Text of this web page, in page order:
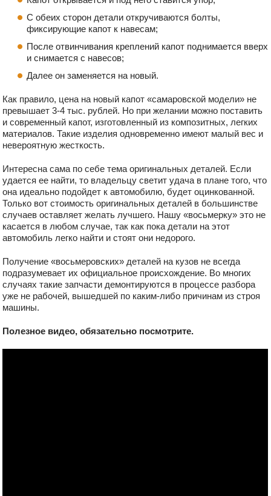
С обеих сторон детали откручиваются болты,
фиксирующие капот к навесам;
После отвинчивания креплений капот поднимается вверх
и снимается с навесов;
Далее он заменяется на новый.
Как правило, цена на новый капот «самаровской модели» не
превышает 3-4 тыс. рублей. Но при желании можно поставить
и современный капот, изготовленный из композитных, легких
материалов. Такие изделия одновременно имеют малый вес и
невероятную жесткость.
Интересна сама по себе тема оригинальных деталей. Если
удается ее найти, то владельцу светит удача в плане того, что
она идеально подойдет к автомобилю, будет оцинкованной.
Только вот стоимость оригинальных деталей в большинстве
случаев оставляет желать лучшего. Нашу «восьмерку» это не
касается в любом случае, так как пока детали на этот
автомобиль легко найти и стоят они недорого.
Получение «восьмеровских» деталей на кузов не всегда
подразумевает их официальное происхождение. Во многих
случаях такие запчасти демонтируются в процессе разбора
уже не рабочей, вышедшей по каким-либо причинам из строя
машины.
Полезное видео, обязательно посмотрите.